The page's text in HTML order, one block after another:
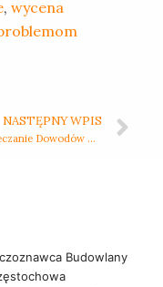
, wycena
NASTĘPNY WPIS
Zabezpieczanie Dowodów w Budownictwie: Wykorzystanie Skanerów Laserowych 3D i Zdjęć Sferycznych
Budowlany